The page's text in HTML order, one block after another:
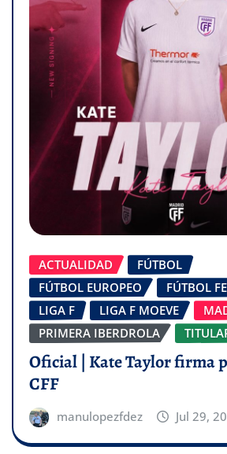
ACTUALIDAD
FÚTBOL
FÚTBOL EUROPEO
FÚTBOL
LIGA F
LIGA F MOEVE
PRIMERA IBERDROLA
Oficial | Kate Taylor firma
CFF
manulopezfdez Jul 29,